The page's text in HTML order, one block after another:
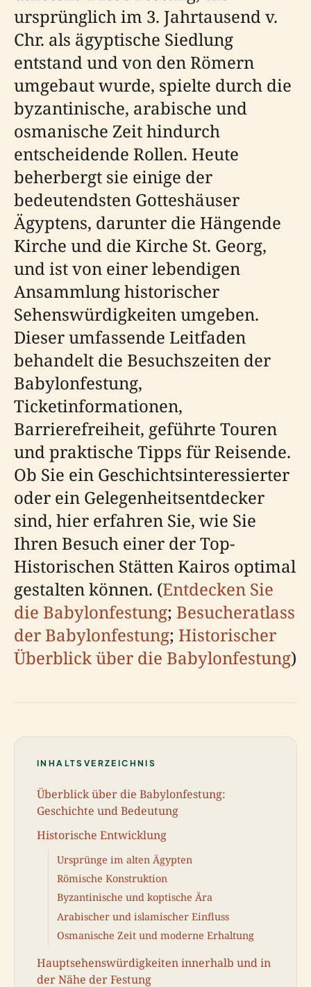
ursprünglich im 3. Jahrtausend v.
Chr. als ägyptische Siedlung
entstand und von den Römern
umgebaut wurde, spielte durch die
byzantinische, arabische und
osmanische Zeit hindurch
entscheidende Rollen. Heute
beherbergt sie einige der
bedeutendsten Gotteshäuser
Ägyptens, darunter die Hängende
Kirche und die Kirche St. Georg,
und ist von einer lebendigen
Ansammlung historischer
Sehenswürdigkeiten umgeben.
Dieser umfassende Leitfaden
behandelt die Besuchszeiten der
Babylonfestung,
Ticketinformationen,
Barrierefreiheit, geführte Touren
und praktische Tipps für Reisende.
Ob Sie ein Geschichtsinteressierter
oder ein Gelegenheitsentdecker
sind, hier erfahren Sie, wie Sie
Ihren Besuch einer der Top-
Historischen Stätten Kairos optimal
gestalten können. (Entdecken Sie
die Babylonfestung; Besucheratlass
der Babylonfestung; Historischer
Überblick über die Babylonfestung)
INHALTSVERZEICHNIS
Überblick über die Babylonfestung:
Geschichte und Bedeutung
Historische Entwicklung
Ursprünge im alten Ägypten
Römische Konstruktion
Byzantinische und koptische Ära
Arabischer und islamischer Einfluss
Osmanische Zeit und moderne Erhaltung
Hauptsehenswürdigkeiten innerhalb und in
der Nähe der Festung